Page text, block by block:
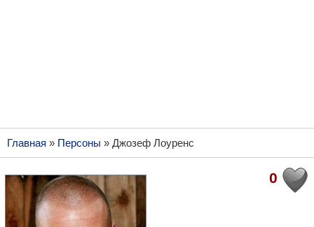
Главная » Персоны » Джозеф Лоуренс
0